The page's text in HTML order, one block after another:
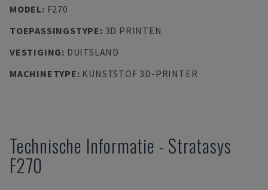
MODEL: F270
TOEPASSINGSTYPE: 3D PRINTEN
VESTIGING: DUITSLAND
MACHINETYPE: KUNSTSTOF 3D-PRINTER
Technische Informatie - Stratasys
F270